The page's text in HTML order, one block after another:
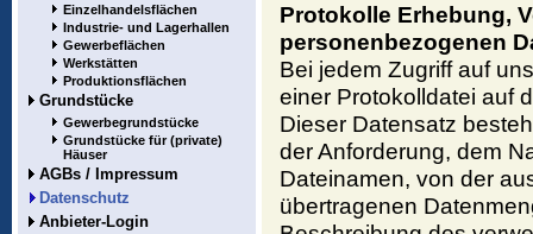
Einzelhandelsflächen
Industrie- und Lagerhallen
Gewerbeflächen
Werkstätten
Produktionsflächen
Grundstücke
Gewerbegrundstücke
Grundstücke für (private)
Häuser
AGBs / Impressum
Datenschutz
Anbieter-Login
Protokolle Erhebung,
personenbezogenen
Bei jedem Zugriff auf
einer Protokolldatei auf
Dieser Datensatz
der Anforderung, dem
Dateinamen, von der
übertragenen